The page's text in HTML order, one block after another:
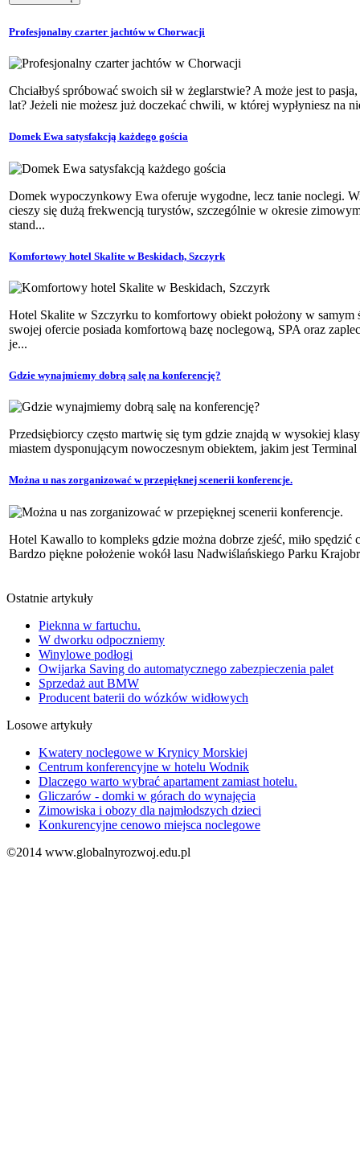
Profesjonalny czarter jachtów w Chorwacji
Chciałbyś spróbować swoich sił w żeglarstwie? A może jest to
lat? Jeżeli nie możesz już doczekać chwili, w której wypłyniesz na
Domek Ewa satysfakcją każdego gościa
Domek wypoczynkowy Ewa oferuje wygodne, lecz tanie noclegi.
cieszy się dużą frekwencją turystów, szczególnie w okresie
stand...
Komfortowy hotel Skalite w Beskidach, Szczyrk
Hotel Skalite w Szczyrku to komfortowy obiekt położony w samym
swojej ofercie posiada komfortową bazę noclegową, SPA oraz
je...
Gdzie wynajmiemy dobrą salę na konferencję?
Przedsiębiorcy często martwię się tym gdzie znajdą w wysokiej
miastem dysponującym nowoczesnym obiektem, jakim jest
Można u nas zorganizować w przepięknej scenerii konferencje.
Hotel Kawallo to kompleks gdzie można dobrze zjeść, miło spędzić
Bardzo piękne położenie wokół lasu Nadwiślańskiego Parku
Ostatnie artykuły
Pieknna w fartuchu.
W dworku odpoczniemy
Winylowe podłogi
Owijarka Saving do automatycznego zabezpieczenia palet
Sprzedaż aut BMW
Producent baterii do wózków widłowych
Losowe artykuły
Kwatery noclegowe w Krynicy Morskiej
Centrum konferencyjne w hotelu Wodnik
Dlaczego warto wybrać apartament zamiast hotelu.
Gliczarów - domki w górach do wynajęcia
Zimowiska i obozy dla najmłodszych dzieci
Konkurencyjne cenowo miejsca noclegowe
©2014 www.globalnyrozwoj.edu.pl